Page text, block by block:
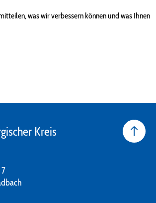
was wir verbessern können und was Ihnen
Kreis